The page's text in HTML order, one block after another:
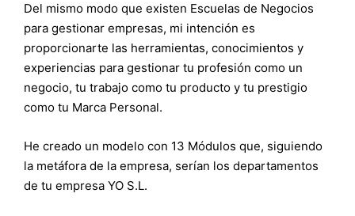
Del mismo modo que existen Escuelas de Negocios
para gestionar empresas, mi intención es
proporcionarte las herramientas, conocimientos y
experiencias para gestionar tu profesión como un
negocio, tu trabajo como tu producto y tu prestigio
como tu Marca Personal.
He creado un modelo con 13 Módulos que, siguiendo
la metáfora de la empresa, serían los departamentos
de tu empresa YO S.L.